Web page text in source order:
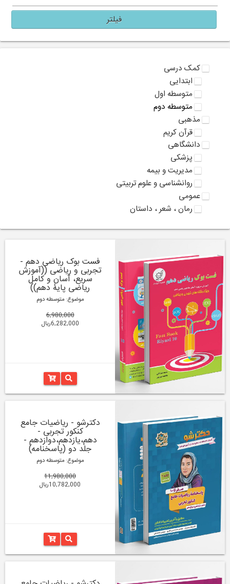
فیلتر
کمک درسی
ابتدایی
متوسطه اول
متوسطه دوم
مذهبی
قرآن کریم
دانشگاهی
پزشکی
مدیریت و بیمه
روانشناسی و علوم تربیتی
عمومی
رمان ، شعر ، داستان
فست بوک ریاضی دهم -
تجربی و ریاضی ((آموزش
سریع، آسان و کامل
ریاضی پایۀ دهم))
موضوع: متوسطه دوم
6,980,000
6,282,000ریال
دکترشو - ریاضیات جامع
کنکور تجربی -
دهم،یازدهم،دوازدهم -
جلد دو (پاسخنامه)
موضوع: متوسطه دوم
11,980,000
10,782,000ریال